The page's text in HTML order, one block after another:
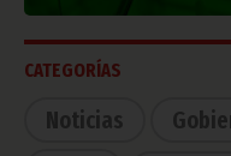
CATEGORÍAS
Noticias